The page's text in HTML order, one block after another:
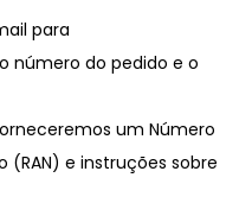
para
número do pedido e o
um Número
(RAN) e instruções sobre